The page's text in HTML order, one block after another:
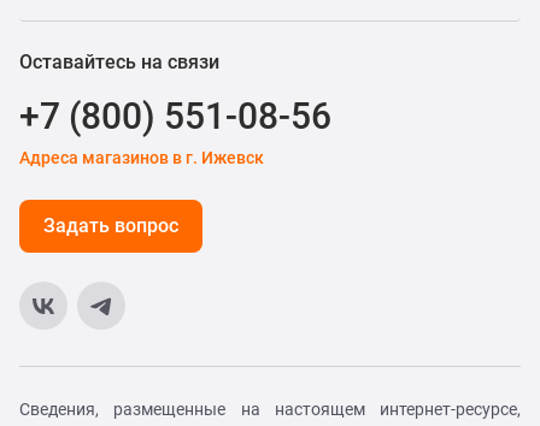
Оставайтесь на связи
+7 (800) 551-08-56
Адреса магазинов в г. Ижевск
Задать вопрос
Сведения, размещенные на настоящем интернет-ресурсе,